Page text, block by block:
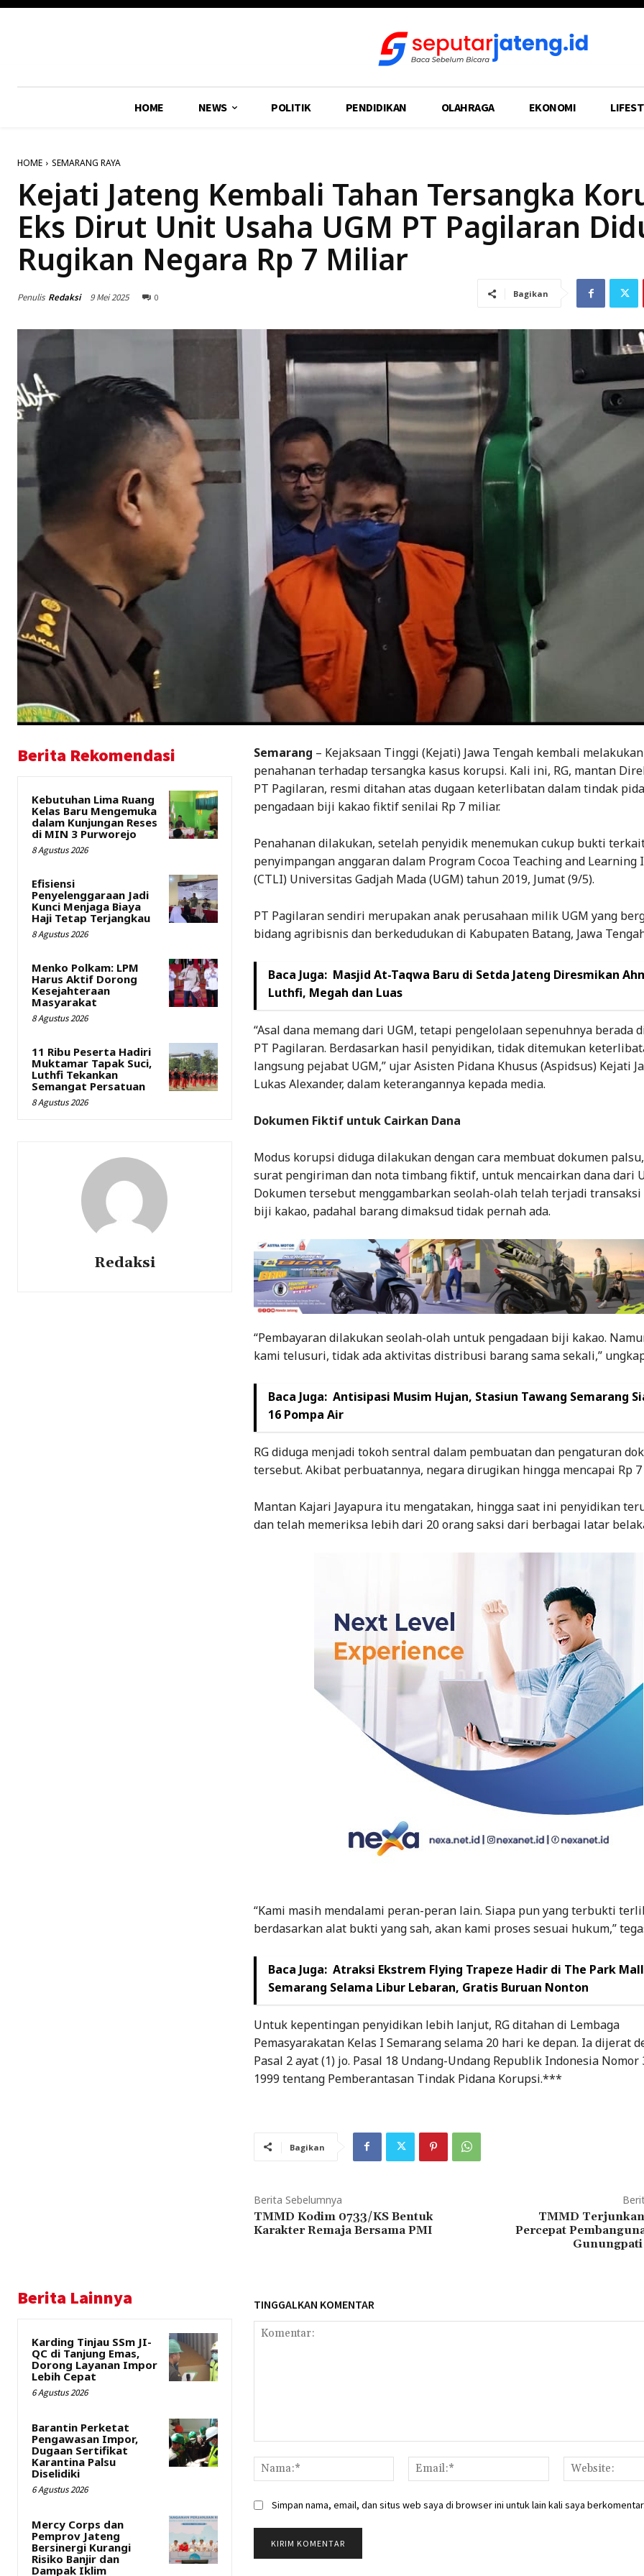
HOME NEWS POLITIK PENDIDIKAN OLAHRAGA EKONOMI
HOME SEMARANG RAYA
Kejati Jateng Kembali Tahan Tersangka
Eks Dirut Unit Usaha UGM PT Pagilaran
Rugikan Negara Rp 7 Miliar
Penulis Redaksi 9 Mei 2025 0 Bagikan
Berita Rekomendasi
Kebutuhan Lima Ruang
Kelas Baru Mengemuka
dalam Kunjungan Reses
di MIN 3 Purworejo
8 Agustus 2026
Efisiensi
Penyelenggaraan Jadi
Kunci Menjaga Biaya
Haji Tetap Terjangkau
8 Agustus 2026
Menko Polkam: LPM
Harus Aktif Dorong
Kesejahteraan
Masyarakat
8 Agustus 2026
11 Ribu Peserta Hadiri
Muktamar Tapak Suci,
Luthfi Tekankan
Semangat Persatuan
8 Agustus 2026
Redaksi
Semarang – Kejaksaan Tinggi (Kejati) Jawa Tengah kembali melakukan
penahanan terhadap tersangka kasus korupsi. Kali ini, RG, mantan
PT Pagilaran, resmi ditahan atas dugaan keterlibatan dalam tindak
pengadaan biji kakao fiktif senilai Rp 7 miliar.
Penahanan dilakukan, setelah penyidik menemukan cukup bukti
penyimpangan anggaran dalam Program Cocoa Teaching and Learning
(CTLI) Universitas Gadjah Mada (UGM) tahun 2019, Jumat (9/5).
PT Pagilaran sendiri merupakan anak perusahaan milik UGM yang
bidang agribisnis dan berkedudukan di Kabupaten Batang, Jawa
Baca Juga: Masjid At-Taqwa Baru di Setda Jateng Diresmikan
Luthfi, Megah dan Luas
“Asal dana memang dari UGM, tetapi pengelolaan sepenuhnya berada
PT Pagilaran. Berdasarkan hasil penyidikan, tidak ditemukan
langsung pejabat UGM,” ujar Asisten Pidana Khusus (Aspidsus) Kejati
Lukas Alexander, dalam keterangannya kepada media.
Dokumen Fiktif untuk Cairkan Dana
Modus korupsi diduga dilakukan dengan cara membuat dokumen
surat pengiriman dan nota timbang fiktif, untuk mencairkan dana dari
Dokumen tersebut menggambarkan seolah-olah telah terjadi
biji kakao, padahal barang dimaksud tidak pernah ada.
“Pembayaran dilakukan seolah-olah untuk pengadaan biji kakao.
kami telusuri, tidak ada aktivitas distribusi barang sama sekali,”
Baca Juga: Antisipasi Musim Hujan, Stasiun Tawang Semarang
16 Pompa Air
RG diduga menjadi tokoh sentral dalam pembuatan dan pengaturan
tersebut. Akibat perbuatannya, negara dirugikan hingga mencapai Rp
Mantan Kajari Jayapura itu mengatakan, hingga saat ini penyidikan
dan telah memeriksa lebih dari 20 orang saksi dari berbagai latar
“Kami masih mendalami peran-peran lain. Siapa pun yang terbukti
berdasarkan alat bukti yang sah, akan kami proses sesuai hukum,”
Baca Juga: Atraksi Ekstrem Flying Trapeze Hadir di The Park Mall
Semarang Selama Libur Lebaran, Gratis Buruan Nonton
Untuk kepentingan penyidikan lebih lanjut, RG ditahan di Lembaga
Pemasyarakatan Kelas I Semarang selama 20 hari ke depan. Ia dijerat
Pasal 2 ayat (1) jo. Pasal 18 Undang-Undang Republik Indonesia Nomor
1999 tentang Pemberantasan Tindak Pidana Korupsi.***
Bagikan
Berita Sebelumnya
TMMD Kodim 0733/KS Bentuk
Karakter Remaja Bersama PMI
TMMD
Percepat
Berita Lainnya
Karding Tinjau SSm JI-
QC di Tanjung Emas,
Dorong Layanan Impor
Lebih Cepat
6 Agustus 2026
Barantin Perketat
Pengawasan Impor,
Dugaan Sertifikat
Karantina Palsu
Diselidiki
6 Agustus 2026
Mercy Corps dan
Pemprov Jateng
Bersinergi Kurangi
Risiko Banjir dan
Dampak Iklim
TINGGALKAN KOMENTAR
Nama:*
Email:*
Simpan nama, email, dan situs web saya di browser ini untuk lain kali saya berkomentar.